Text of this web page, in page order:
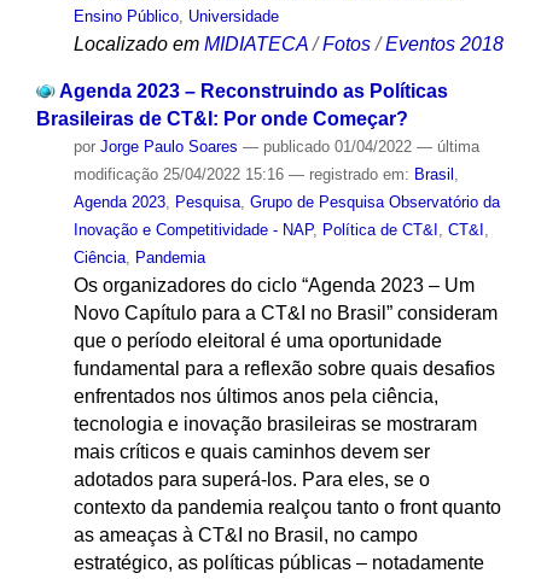
Ensino Público, Universidade
Localizado em MIDIATECA /Fotos /Eventos 2018
Agenda 2023 – Reconstruindo as Políticas
Brasileiras de CT&I: Por onde Começar?
por Jorge Paulo Soares — publicado01/04/2022 — última
modificação25/04/2022 15:16 — registrado em: Brasil ,
Agenda 2023, Pesquisa, Grupo de Pesquisa Observatório da
Inovação e Competitividade - NAP, Política de CT&I , CT&I ,
Ciência, Pandemia
Os organizadores do ciclo “Agenda 2023 – Um
Novo Capítulo para a CT&I no Brasil” consideram
que o período eleitoral é uma oportunidade
fundamental para a reflexão sobre quais desafios
enfrentados nos últimos anos pela ciência,
tecnologia e inovação brasileiras se mostraram
mais críticos e quais caminhos devem ser
adotados para superá-los. Para eles, se o
contexto da pandemia realçou tanto o front quanto
as ameaças à CT&I no Brasil, no campo
estratégico, as políticas públicas – notadamente